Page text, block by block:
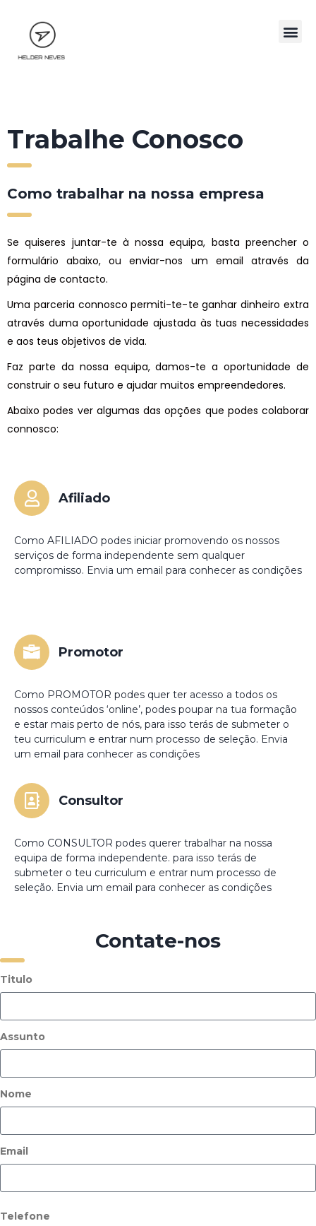
Trabalhe Conosco
Como trabalhar na nossa empresa
Se quiseres juntar-te à nossa equipa, basta preencher o
formulário abaixo, ou enviar-nos um email através da
página de contacto.
Uma parceria connosco permiti-te-te ganhar dinheiro extra
através duma oportunidade ajustada às tuas necessidades
e aos teus objetivos de vida.
Faz parte da nossa equipa, damos-te a oportunidade de
construir o seu futuro e ajudar muitos empreendedores.
Abaixo podes ver algumas das opções que podes colaborar
connosco:
Afiliado
Como AFILIADO podes iniciar promovendo os nossos
serviços de forma independente sem qualquer
compromisso. Envia um email para conhecer as condições
Promotor
Como PROMOTOR podes quer ter acesso a todos os
nossos conteúdos ‘online’, podes poupar na tua formação
e estar mais perto de nós, para isso terás de submeter o
teu curriculum e entrar num processo de seleção. Envia
um email para conhecer as condições
Consultor
Como CONSULTOR podes querer trabalhar na nossa
equipa de forma independente. para isso terás de
submeter o teu curriculum e entrar num processo de
seleção. Envia um email para conhecer as condições
Contate-nos
Titulo
Assunto
Nome
Email
Telefone